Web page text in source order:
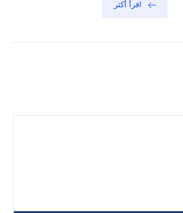
اقرأ أكثر